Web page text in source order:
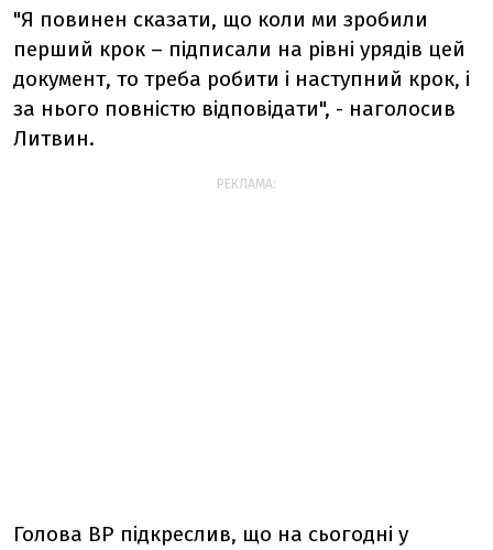
"Я повинен сказати, що коли ми зробили
перший крок – підписали на рівні урядів цей
документ, то треба робити і наступний крок, і
за нього повністю відповідати", - наголосив
Литвин.
РЕКЛАМА:
Голова ВР підкреслив, що на сьогодні у